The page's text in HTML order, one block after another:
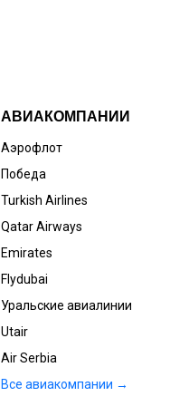
АВИАКОМПАНИИ
Аэрофлот
Победа
Turkish Airlines
Qatar Airways
Emirates
Flydubai
Уральские авиалинии
Utair
Air Serbia
Все авиакомпании →